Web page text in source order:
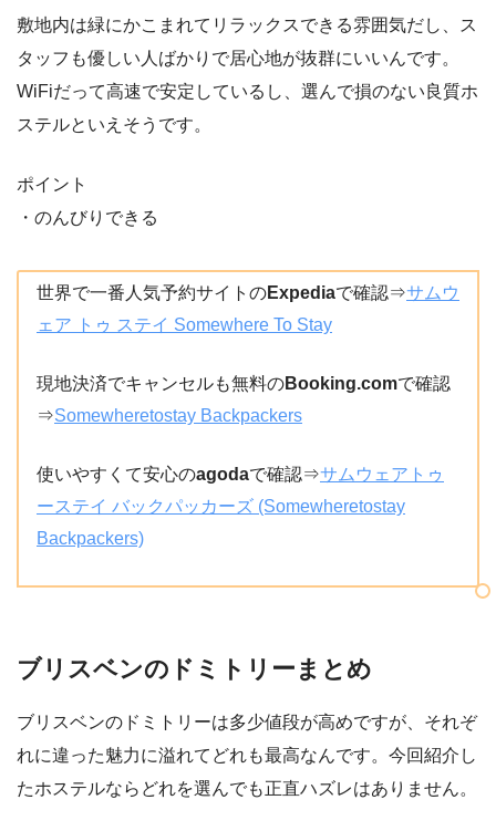
敷地内は緑にかこまれてリラックスできる雰囲気だし、ス
タッフも優しい人ばかりで居心地が抜群にいいんです。
WiFiだって高速で安定しているし、選んで損のない良質ホ
ステルといえそうです。
ポイント
・のんびりできる
世界で一番人気予約サイトのExpediaで確認⇒サムウ
ェア トゥ ステイ Somewhere To Stay
現地決済でキャンセルも無料のBooking.comで確認
⇒Somewheretostay Backpackers
使いやすくて安心のagodaで確認⇒サムウェアトゥ
ーステイ バックパッカーズ (Somewheretostay
Backpackers)
ブリスベンのドミトリーまとめ
ブリスベンのドミトリーは多少値段が高めですが、それぞ
れに違った魅力に溢れてどれも最高なんです。今回紹介し
たホステルならどれを選んでも正直ハズレはありません。